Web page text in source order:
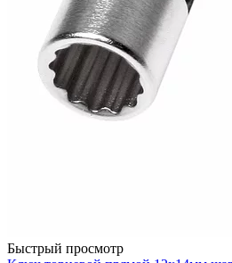
Быстрый просмотр